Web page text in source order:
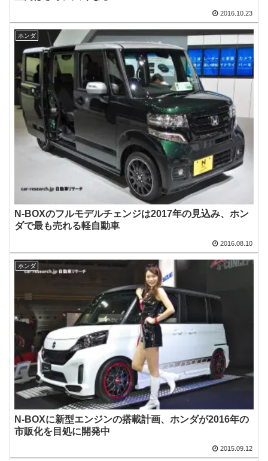
2016.10.23
ホンダ
N-BOXのフルモデルチェンジは2017年の見込み、ホン
ダで最も売れる軽自動車
2016.08.10
ホンダ
N-BOXに新型エンジンの搭載計画、ホンダが2016年の
市販化を目処に開発中
2015.09.12